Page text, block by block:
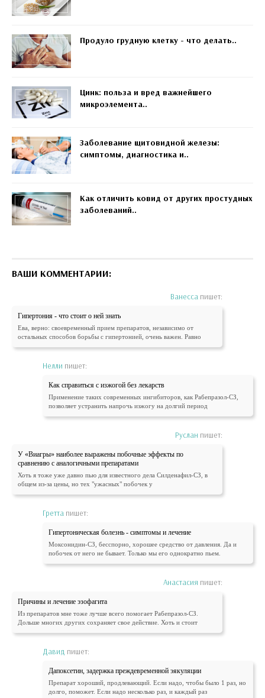
Продуло грудную клетку - что делать..
Цинк: польза и вред важнейшего
микроэлемента..
Заболевание щитовидной железы:
симптомы, диагностика и..
Как отличить ковид от других простудных
заболеваний..
ВАШИ КОММЕНТАРИИ:
Ванесса пишет:
Гипертония - что стоит о ней знать
Ева, верно: своевременный прием препаратов, независимо от
остальных способов борьбы с гипертонией, очень важен. Равно
Нелли пишет:
Как справиться с изжогой без лекарств
Применение таких современных ингибиторов, как Рабепразол-СЗ,
позволяет устранить напрочь изжогу на долгий период
Руслан пишет:
У «Виагры» наиболее выражены побочные эффекты по
сравнению с аналогичными препаратами
Хоть я тоже уже давно пью для известного дела Силденафил-СЗ, в
общем из-за цены, но тех "ужасных" побочек у
Гретта пишет:
Гипертоническая болезнь - симптомы и лечение
Моксонидин-СЗ, бесспорно, хорошее средство от давления. Да и
побочек от него не бывает. Только мы его однократно пьем.
Анастасия пишет:
Причины и лечение эзофагита
Из препаратов мне тоже лучше всего помогает Рабепразол-СЗ.
Дольше многих других сохраняет свое действие. Хоть и стоит
Давид пишет:
Дапоксетин, задержка преждевременной эякуляции
Препарат хороший, продлевающий. Если надо, чтобы было 1 раз, но
долго, поможет. Если надо несколько раз, и каждый раз